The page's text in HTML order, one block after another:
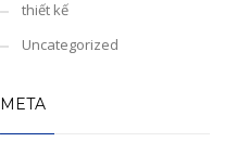
thiết kế
Uncategorized
META